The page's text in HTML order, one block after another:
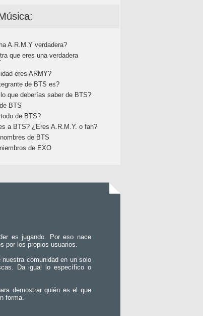
A.R.M.Y verdadera?
que eres una verdadera
eres ARMY?
de BTS es?
que deberías saber de BTS?
BTS
de BTS?
a BTS? ¿Eres A.R.M.Y. o fan?
de BTS
de EXO
es jugando. Por eso nace
por los propios usuarios.
comunidad en un solo
Da igual lo específico o
demostrar quién es el que
forma.